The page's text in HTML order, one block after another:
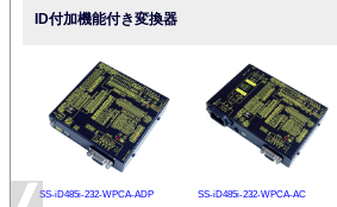
ID付加機能付き変換器
SS-iD485i-232-WPCA-ADP
SS-iD485i-232-WPCA-AC